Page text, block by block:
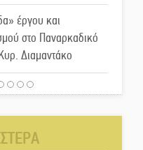
έργου και
στο Παναρκαδικό
Διαμαντάκο
ελαιοκομική